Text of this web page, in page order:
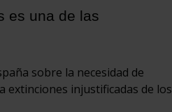
es una de las
sobre la necesidad de
injustificadas de los